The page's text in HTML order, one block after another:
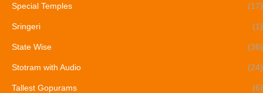
Special Temples (17)
Sringeri (1)
State Wise (36)
Stotram with Audio (24)
Tallest Gopurams (6)